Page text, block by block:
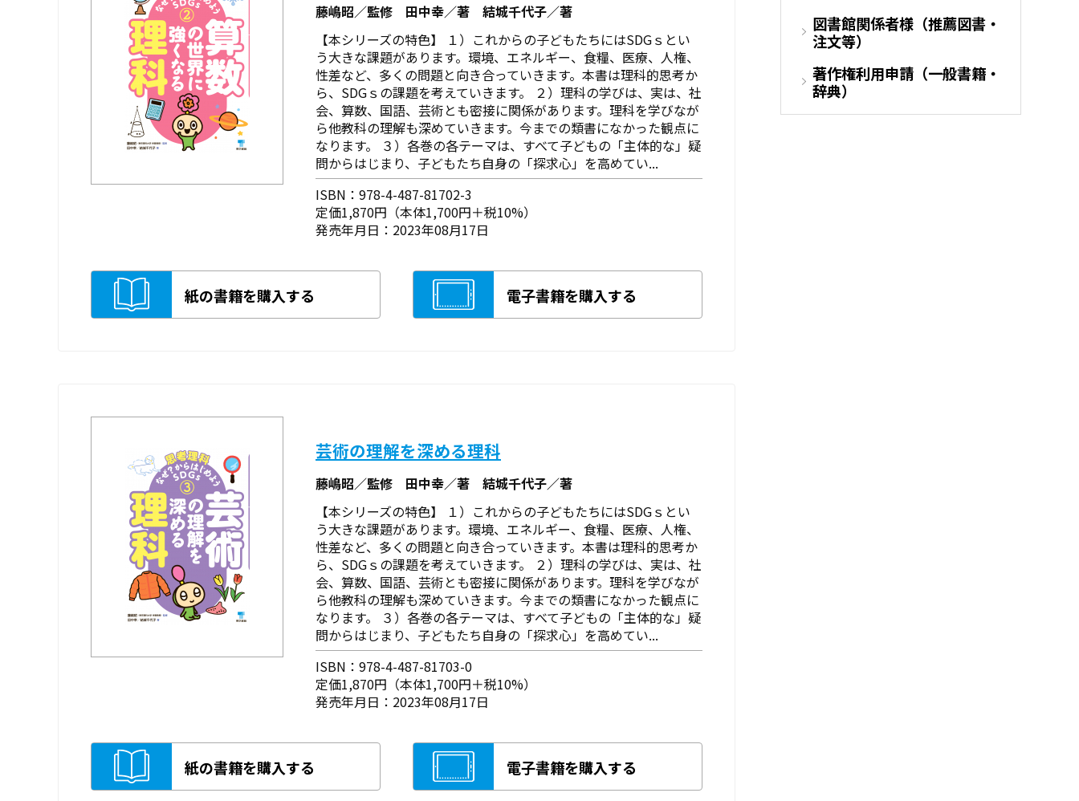
藤嶋昭／監修 田中幸／著 結城千代子／著
【本シリーズの特色】 １）これからの子どもたちにはSDGｓとい
う大きな課題があります。環境、エネルギー、食糧、医療、人権、
性差など、多くの問題と向き合っていきます。本書は理科的思考か
ら、SDGｓの課題を考えていきます。 ２）理科の学びは、実は、社
会、算数、国語、芸術とも密接に関係があります。理科を学びなが
ら他教科の理解も深めていきます。今までの類書になかった観点に
なります。 ３）各巻の各テーマは、すべて子どもの「主体的な」疑
問からはじまり、子どもたち自身の「探求心」を高めてい...
ISBN：978-4-487-81702-3
定価1,870円（本体1,700円＋税10%）
発売年月日：2023年08月17日
紙の書籍を購入する 電子書籍を購入する
芸術の理解を深める理科
藤嶋昭／監修 田中幸／著 結城千代子／著
【本シリーズの特色】 １）これからの子どもたちにはSDGｓとい
う大きな課題があります。環境、エネルギー、食糧、医療、人権、
性差など、多くの問題と向き合っていきます。本書は理科的思考か
ら、SDGｓの課題を考えていきます。 ２）理科の学びは、実は、社
会、算数、国語、芸術とも密接に関係があります。理科を学びなが
ら他教科の理解も深めていきます。今までの類書になかった観点に
なります。 ３）各巻の各テーマは、すべて子どもの「主体的な」疑
問からはじまり、子どもたち自身の「探求心」を高めてい...
ISBN：978-4-487-81703-0
定価1,870円（本体1,700円＋税10%）
発売年月日：2023年08月17日
紙の書籍を購入する 電子書籍を購入する
図書館関係者様（推薦図書・
注文等）
著作権利用申請（一般書籍・
辞典）